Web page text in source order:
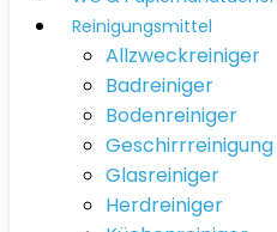
Reinigungsmittel
Allzweckreiniger
Badreiniger
Bodenreiniger
Geschirrreinigung
Glasreiniger
Herdreiniger